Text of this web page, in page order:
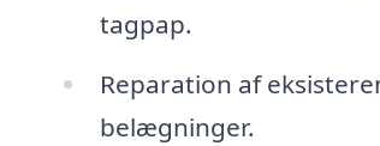
tagpap.
Reparation af
belægninger.